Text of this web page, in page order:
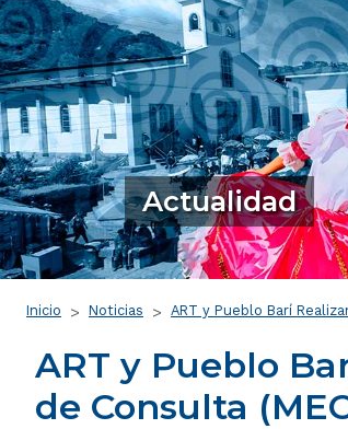
Actualidad
Ruta de navegación
Inicio Noticias ART y Pueblo Barí
ART y Pueblo
de Consulta